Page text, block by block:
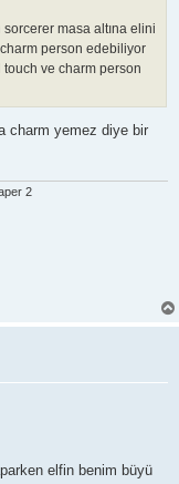
masa altına elini
person edebiliyor
touch ve charm person
charm yemez diye bir
2
elfin benim büyü